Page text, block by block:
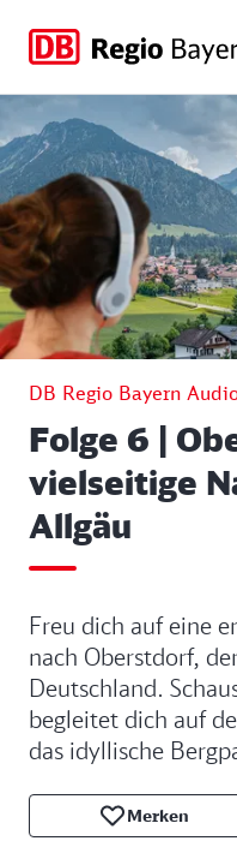
Zur
Hauptnavigation
springen
Zur
Seitensuche
springen
Zum
Hauptinhalt
springen
Zum
Footer
springen
DB Regio Bayern
Folge 6 |
vielseitige
Allgäu
Freu dich auf eine
nach Oberstdorf,
Deutschland.
begleitet dich auf
das idyllische
Merken